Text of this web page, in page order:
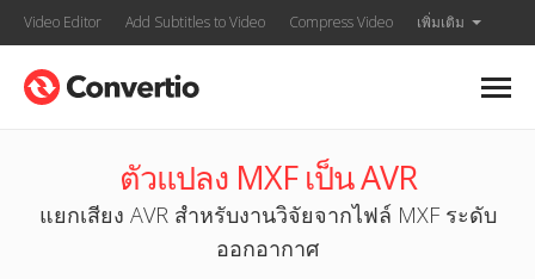
Video Editor Add Subtitles to Video Compress Video เพิ่มเติม
ตัวแปลง MXF เป็น AVR
แยกเสียง AVR สำหรับงานวิจัยจากไฟล์ MXF ระดับ
ออกอากาศ